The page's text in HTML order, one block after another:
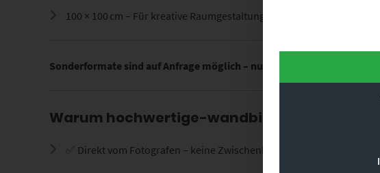
100 × 100 cm – Für kreative Raumgestaltung in modernen Loftbüros
Sonderformate sind auf Anfrage möglich – nutze dazu einfach unser
Warum hochwertige-wandbilder.de?
✅ Direkt vom Fotografen – keine Zwischenhändler